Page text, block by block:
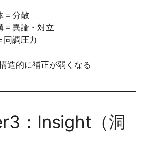
＝分散
＝異論・対立
同調圧力
造的に補正が弱くなる
：Insight（洞